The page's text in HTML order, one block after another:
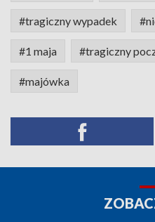
#tragiczny wypadek
#1 maja #tragiczny
#majówka